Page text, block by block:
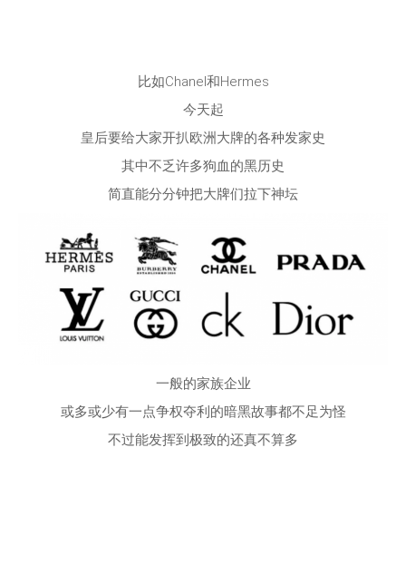
比如Chanel和Hermes
今天起
皇后要给大家开扒欧洲大牌的各种发家史
其中不乏许多狗血的黑历史
简直能分分钟把大牌们拉下神坛
一般的家族企业
或多或少有一点争权夺利的暗黑故事都不足为怪
不过能发挥到极致的还真不算多